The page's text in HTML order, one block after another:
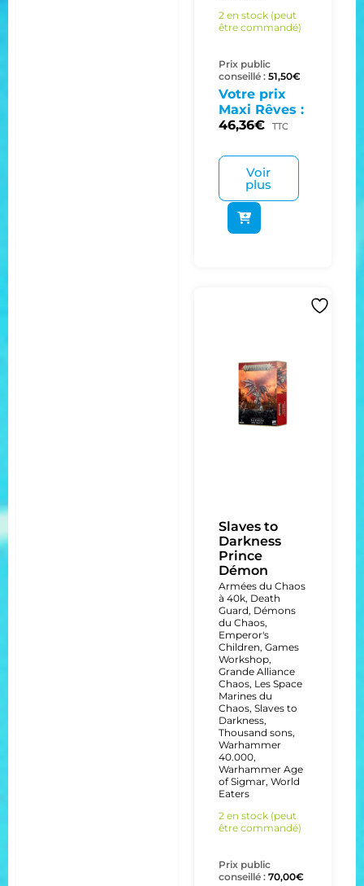
2 en stock (peut
être commandé)
Prix public
conseillé : 51,50€
Votre prix
Maxi Rêves :
46,36€ TTC
Voir
plus
Slaves to
Darkness
Prince
Démon
Armées du Chaos
à 40k, Death
Guard, Démons
du Chaos,
Emperor's
Children, Games
Workshop,
Grande Alliance
Chaos, Les Space
Marines du
Chaos, Slaves to
Darkness,
Thousand sons,
Warhammer
40.000,
Warhammer Age
of Sigmar, World
Eaters
2 en stock (peut
être commandé)
Prix public
conseillé : 70,00€